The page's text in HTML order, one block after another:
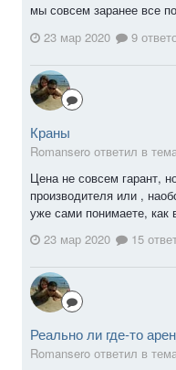
мы совсем заранее все
23 мар 2020
9
Краны
Romansero ответил в
Цена не совсем гарант,
производителя или ,
уже сами понимаете, как
23 мар 2020
15
Реально ли где-то
Romansero ответил в